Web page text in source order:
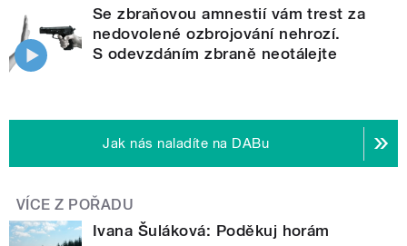
Se zbraňovou amnestií vám trest za
nedovolené ozbrojování nehrozí.
S odevzdáním zbraně neotálejte
Jak nás naladíte na DABu
VÍCE Z POŘADU
Ivana Šuláková: Poděkuj horám